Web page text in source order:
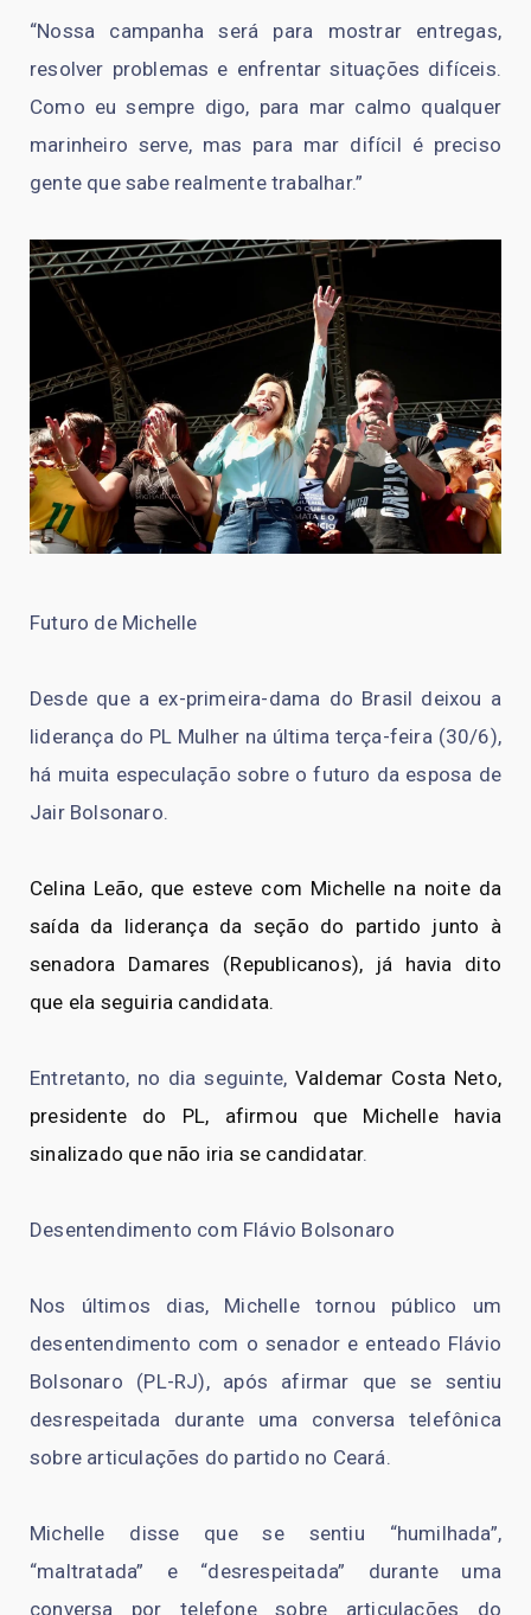
“Nossa campanha será para mostrar entregas,
resolver problemas e enfrentar situações difíceis.
Como eu sempre digo, para mar calmo qualquer
marinheiro serve, mas para mar difícil é preciso
gente que sabe realmente trabalhar.”
Futuro de Michelle
Desde que a ex-primeira-dama do Brasil deixou a
liderança do PL Mulher na última terça-feira (30/6),
há muita especulação sobre o futuro da esposa de
Jair Bolsonaro.
Celina Leão, que esteve com Michelle na noite da
saída da liderança da seção do partido junto à
senadora Damares (Republicanos), já havia dito
que ela seguiria candidata.
Entretanto, no dia seguinte, Valdemar Costa Neto,
presidente do PL, afirmou que Michelle havia
sinalizado que não iria se candidatar.
Desentendimento com Flávio Bolsonaro
Nos últimos dias, Michelle tornou público um
desentendimento com o senador e enteado Flávio
Bolsonaro (PL-RJ), após afirmar que se sentiu
desrespeitada durante uma conversa telefônica
sobre articulações do partido no Ceará.
Michelle disse que se sentiu “humilhada”,
“maltratada” e “desrespeitada” durante uma
conversa por telefone sobre articulações do